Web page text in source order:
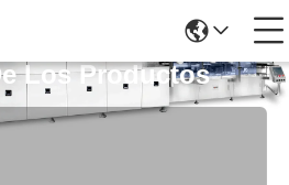
Los Productos